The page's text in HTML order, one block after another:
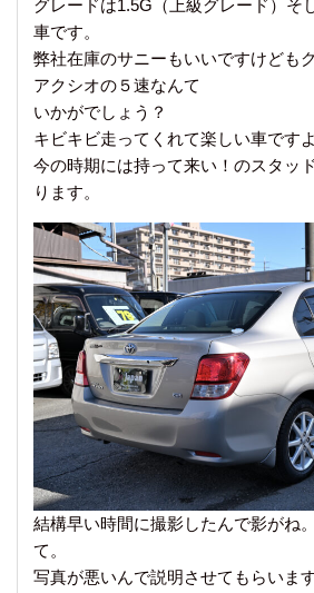
グレードは1.5G（上級グレード）そ
車です。
弊社在庫のサニーもいいですけども
アクシオの５速なんて
いかがでしょう？
キビキビ走ってくれて楽しい車です
今の時期には持って来い！のスタッ
ります。
結構早い時間に撮影したんで影がね
て。
写真が悪いんで説明させてもらいま